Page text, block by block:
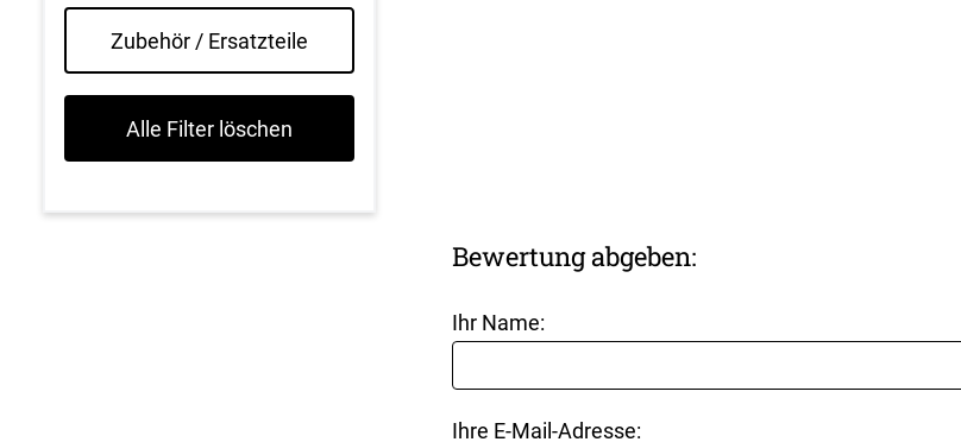
Zubehör / Ersatzteile
Alle Filter löschen
Bewertung abgeben:
Ihr Name:
Ihre E-Mail-Adresse: